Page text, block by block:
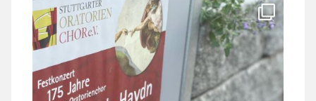
stuttgarter_oratorienchor
Juli 23